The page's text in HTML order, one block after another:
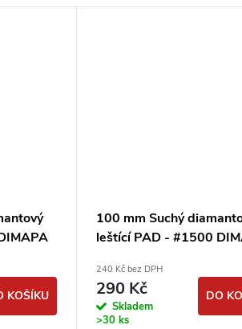
KOŠÍKU
100 mm Suchý
leštící PAD - #1500
240 Kč bez DPH
290 Kč
Skladem
>30 ks
DO